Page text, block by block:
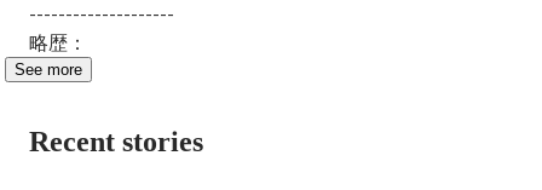
--------------------
略歴：
See more
Recent stories